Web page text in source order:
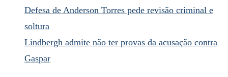
Defesa de Anderson Torres pede revisão criminal e
soltura
Lindbergh admite não ter provas da acusação contra
Gaspar